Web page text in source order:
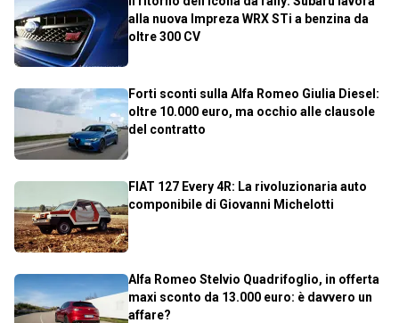
alla nuova Impreza WRX STi a benzina da
oltre 300 CV
Forti sconti sulla Alfa Romeo Giulia Diesel:
oltre 10.000 euro, ma occhio alle clausole
del contratto
FIAT 127 Every 4R: La rivoluzionaria auto
componibile di Giovanni Michelotti
Alfa Romeo Stelvio Quadrifoglio, in offerta
maxi sconto da 13.000 euro: è davvero un
affare?